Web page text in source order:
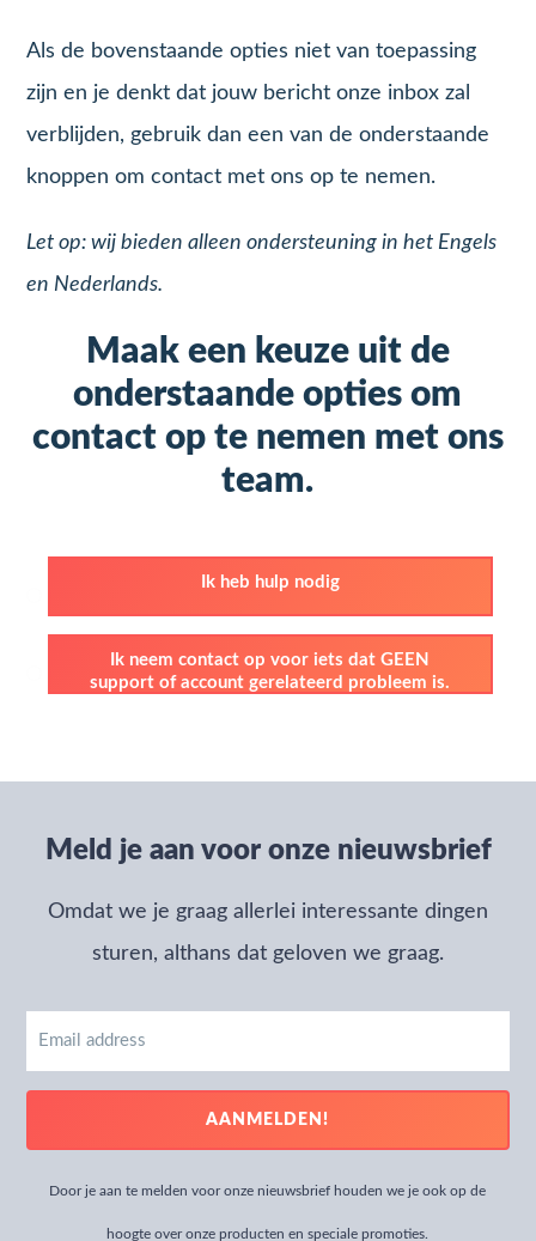
Als de bovenstaande opties niet van toepassing
zijn en je denkt dat jouw bericht onze inbox zal
verblijden, gebruik dan een van de onderstaande
knoppen om contact met ons op te nemen.
Let op: wij bieden alleen ondersteuning in het Engels
en Nederlands.
Maak een keuze uit de
onderstaande opties om
contact op te nemen met ons
team.
Ik heb hulp nodig
Ik neem contact op voor iets dat GEEN
support of account gerelateerd probleem is.
Meld je aan voor onze nieuwsbrief
Omdat we je graag allerlei interessante dingen
sturen, althans dat geloven we graag.
Email
address
AANMELDEN!
Door je aan te melden voor onze nieuwsbrief houden we je ook op de
hoogte over onze producten en speciale promoties.